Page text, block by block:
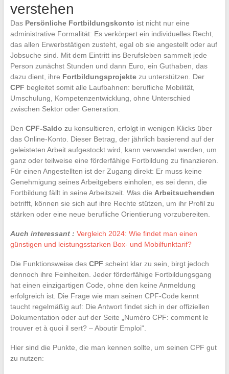
verstehen
Das Persönliche Fortbildungskonto ist nicht nur eine
administrative Formalität: Es verkörpert ein individuelles Recht,
das allen Erwerbstätigen zusteht, egal ob sie angestellt oder auf
Jobsuche sind. Mit dem Eintritt ins Berufsleben sammelt jede
Person zunächst Stunden und dann Euro, ein Guthaben, das
dazu dient, ihre Fortbildungsprojektezu unterstützen. Der
CPF begleitet somit alle Laufbahnen: berufliche Mobilität,
Umschulung, Kompetenzentwicklung, ohne Unterschied
zwischen Sektor oder Generation.
Den CPF-Saldo zu konsultieren, erfolgt in wenigen Klicks über
das Online-Konto. Dieser Betrag, der jährlich basierend auf der
geleisteten Arbeit aufgestockt wird, kann verwendet werden, um
ganz oder teilweise eine förderfähige Fortbildung zu finanzieren.
Für einen Angestellten ist der Zugang direkt: Er muss keine
Genehmigung seines Arbeitgebers einholen, es sei denn, die
Fortbildung fällt in seine Arbeitszeit. Was die Arbeitsuchenden
betrifft, können sie sich auf ihre Rechte stützen, um ihr Profil zu
stärken oder eine neue berufliche Orientierung vorzubereiten.
Auch interessant : Vergleich 2024: Wie findet man einen
günstigen und leistungsstarken Box- und Mobilfunktarif?
Die Funktionsweise des CPF scheint klar zu sein, birgt jedoch
dennoch ihre Feinheiten. Jeder förderfähige Fortbildungsgang
hat einen einzigartigen Code, ohne den keine Anmeldung
erfolgreich ist. Die Frage wie man seinen CPF-Code kennt
taucht regelmäßig auf: Die Antwort findet sich in der offiziellen
Dokumentation oder auf der Seite „Numéro CPF: comment le
trouver et à quoi il sert? – Aboutir Emploi“.
Hier sind die Punkte, die man kennen sollte, um seinen CPF gut
zu nutzen: